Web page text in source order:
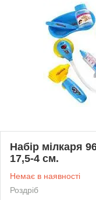
Набір мілкаря
17,5-4 см.
Немає в наявності
Роздріб